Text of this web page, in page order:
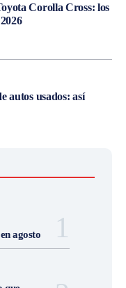
Corolla Cross: los
autos usados: así
agosto